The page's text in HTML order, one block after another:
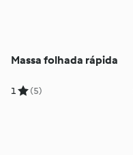
Massa folhada rápida
1 (5)